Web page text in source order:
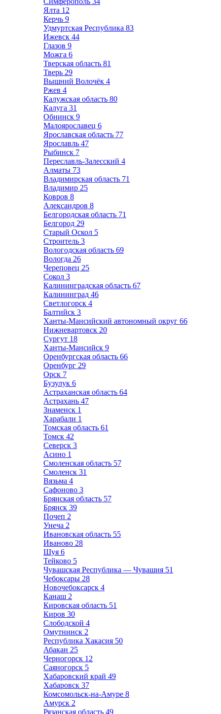
Ялта 12
Керчь 9
Удмуртская Республика 83
Ижевск 44
Глазов 9
Можга 6
Тверская область 81
Тверь 29
Вышний Волочёк 4
Ржев 4
Калужская область 80
Калуга 31
Обнинск 9
Малоярославец 6
Ярославская область 77
Ярославль 47
Рыбинск 7
Переславль-Залесский 4
Алматы 73
Владимирская область 71
Владимир 25
Ковров 8
Александров 8
Белгородская область 71
Белгород 29
Старый Оскол 5
Строитель 3
Вологодская область 69
Вологда 26
Череповец 25
Сокол 3
Калининградская область 67
Калининград 46
Светлогорск 4
Балтийск 3
Ханты-Мансийский автономный округ 66
Нижневартовск 20
Сургут 18
Ханты-Мансийск 9
Оренбургская область 66
Оренбург 29
Орск 7
Бузулук 6
Астраханская область 64
Астрахань 47
Знаменск 1
Харабали 1
Томская область 61
Томск 42
Северск 3
Асино 1
Смоленская область 57
Смоленск 31
Вязьма 4
Сафоново 3
Брянская область 57
Брянск 39
Почеп 2
Унеча 2
Ивановская область 55
Иваново 28
Шуя 6
Тейково 5
Чувашская Республика — Чувашия 51
Чебоксары 28
Новочебоксарск 4
Канаш 2
Кировская область 51
Киров 30
Слободской 4
Омутнинск 2
Республика Хакасия 50
Абакан 25
Черногорск 12
Саяногорск 5
Хабаровский край 49
Хабаровск 37
Комсомольск-на-Амуре 8
Амурск 2
Рязанская область 49